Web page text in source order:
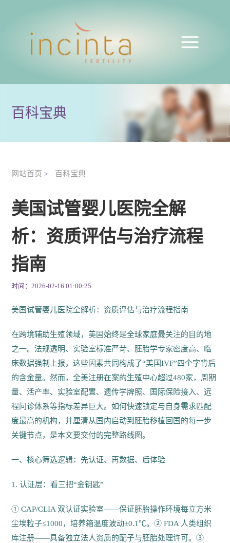
百科宝典
网站首页 > 百科宝典
美国试管婴儿医院全解
析：资质评估与治疗流程
指南
时间：2026-02-16 01:00:25
美国试管婴儿医院全解析：资质评估与治疗流程指南
在跨境辅助生殖领域，美国始终是全球家庭最关注的目的地
之一。法规透明、实验室标准严苛、胚胎学专家密度高、临
床数据强制上报，这些因素共同构成了“美国IVF”四个字背后
的含金量。然而，全美注册在案的生殖中心超过480家，周期
量、活产率、实验室配置、遗传学牌照、国际保险接入、远
程问诊体系等指标差异巨大。如何快速锁定与自身需求匹配
度最高的机构，并厘清从国内启动到胚胎移植回国的每一步
关键节点，是本文要交付的完整路线图。
一、核心筛选逻辑：先认证、再数据、后体验
1. 认证层：看三把“金钥匙”
① CAP/CLIA 双认证实验室——保证胚胎操作环境每立方米
尘埃粒子≤1000，培养箱温度波动±0.1℃。② FDA 人类组织
库注册——具备独立法人资质的配子与胚胎处理许可。③